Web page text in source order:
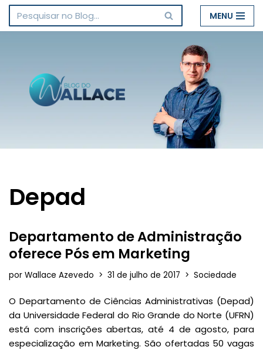
Pular
conteúdo
MENU
Depad
Departamento de Administração
oferece Pós em Marketing
por Wallace Azevedo 31 de julho de 2017 Sociedade
O Departamento de Ciências Administrativas (Depad)
da Universidade Federal do Rio Grande do Norte (UFRN)
está com inscrições abertas, até 4 de agosto, para
especialização em Marketing. São ofertadas 50 vagas